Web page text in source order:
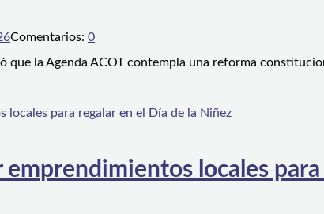
Comentarios: 0
que la Agenda ACOT contempla una reforma
emprendimientos locales